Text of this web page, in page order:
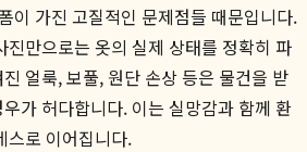
이 가진 고질적인 문제점들 때문입니다.
진만으로는 옷의 실제 상태를 정확히 파
얼룩, 보풀, 원단 손상 등은 물건을 받
가 허다합니다. 이는 실망감과 함께 환
스로 이어집니다.